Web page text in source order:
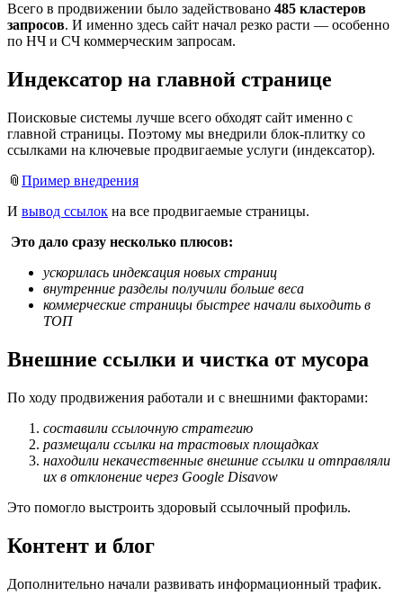
Всего в продвижении было задействовано 485 кластеров
запросов. И именно здесь сайт начал резко расти — особенно
по НЧ и СЧ коммерческим запросам.
Индексатор на главной странице
Поисковые системы лучше всего обходят сайт именно с
главной страницы. Поэтому мы внедрили блок-плитку со
ссылками на ключевые продвигаемые услуги (индексатор).
📎 Пример внедрения
И вывод ссылок на все продвигаемые страницы.
Это дало сразу несколько плюсов:
ускорилась индексация новых страниц
внутренние разделы получили больше веса
коммерческие страницы быстрее начали выходить в
ТОП
Внешние ссылки и чистка от мусора
По ходу продвижения работали и с внешними факторами:
составили ссылочную стратегию
размещали ссылки на трастовых площадках
находили некачественные внешние ссылки и отправляли
их в отклонение через Google Disavow
Это помогло выстроить здоровый ссылочный профиль.
Контент и блог
Дополнительно начали развивать информационный трафик.